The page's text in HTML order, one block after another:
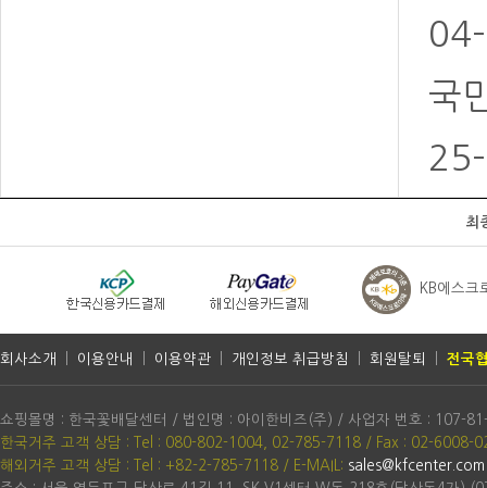
국
최
KB에스크
회사소개 이용안내 이용약관 개인정보 취급방침 회원탈퇴 전국
쇼핑몰명 : 한국꽃배달센터 / 법인명 : 아이한비즈(주) / 사업자 번호 : 107-
한국거주 고객 상담 : Tel : 080-802-1004, 02-785-7118 / Fax : 02-6008-
해외거주 고객 상담 : Tel : +82-2-785-7118 / E-MAIL: sales@kfcenter.com